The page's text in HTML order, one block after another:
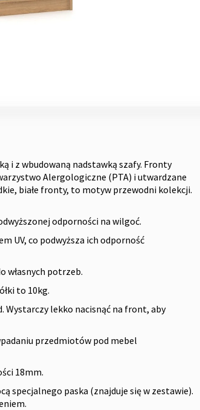
i z wbudowaną nadstawką szafy. Fronty
Alergologiczne (PTA) i utwardzane
białe fronty, to motyw przewodni kolekcji.
odporności na wilgoć.
UV, co podwyższa ich odporność
własnych potrzeb.
to 10kg.
lekko nacisnąć na front, aby
przedmiotów pod mebel
18mm.
specjalnego paska (znajduje się w zestawie).